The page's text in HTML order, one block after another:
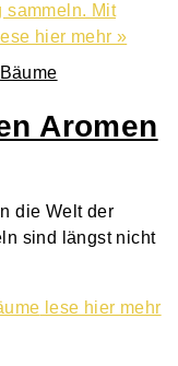
sammeln. Mit
lese hier mehr »
Aromen
die Welt der
sind längst nicht
lese hier mehr